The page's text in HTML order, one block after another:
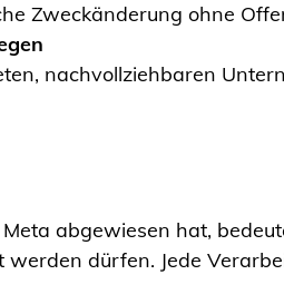
Zweckänderung ohne
nachvollziehbaren
abgewiesen hat,
dürfen. Jede